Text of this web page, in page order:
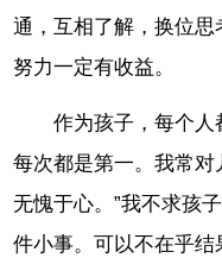
通，互相了解，换位
努力一定有收益。
作为孩子，每个
每次都是第一。我常对
无愧于心。”我不求孩
件小事。可以不在乎